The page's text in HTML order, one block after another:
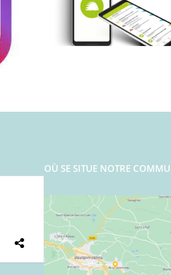
OÙ SE SITUE NOTRE